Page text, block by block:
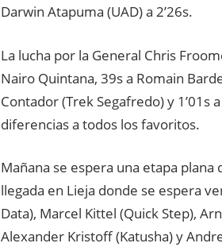
Darwin Atapuma (UAD) a 2’26s.
La lucha por la General Chris
Nairo Quintana, 39s a Romain
Contador (Trek Segafredo) y 1’01s
diferencias a todos los favoritos.
Mañana se espera una etapa
llegada en Lieja donde se espera
Data), Marcel Kittel (Quick Step),
Alexander Kristoff (Katusha) y